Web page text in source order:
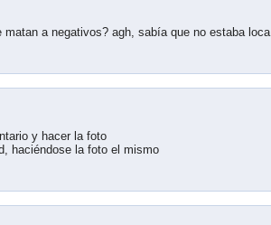
a negativos? agh, sabía que no estaba loca.
y hacer la foto
haciéndose la foto el mismo